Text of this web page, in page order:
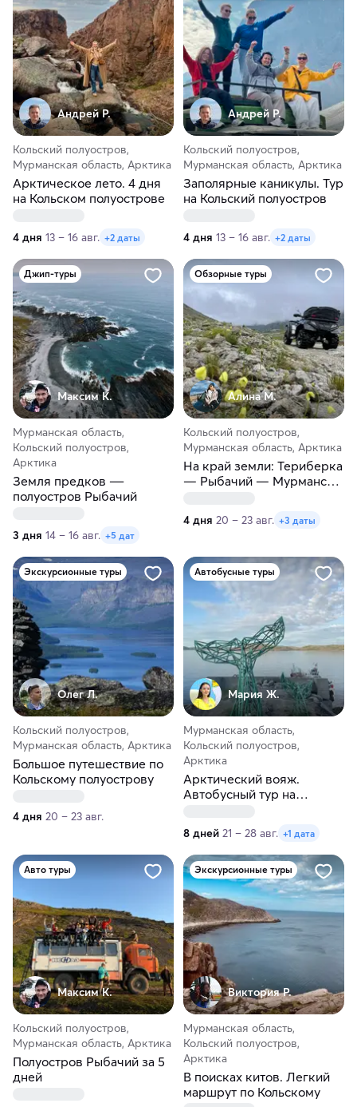
Андрей Р.
Кольский полуостров,
Мурманская область, Арктика
Арктическое лето. 4 дня
на Кольском полуострове
4 дня 13 – 16 авг. +2 даты
Андрей Р.
Кольский полуостров,
Мурманская область, Арктика
Заполярные каникулы. Тур
на Кольский полуостров
4 дня 13 – 16 авг. +2 даты
Джип-туры
Максим К.
Мурманская область,
Кольский полуостров,
Арктика
Земля предков ―
полуостров Рыбачий
3 дня 14 – 16 авг. +5 дат
Обзорные туры
Алина М.
Кольский полуостров,
Мурманская область, Арктика
На край земли: Териберка
— Рыбачий — Мурманск
4 дня 20 – 23 авг. +3 даты
Экскурсионные туры
Олег Л.
Кольский полуостров,
Мурманская область, Арктика
Большое путешествие по
Кольскому полуострову
4 дня 20 – 23 авг.
Автобусные туры
Мария Ж.
Мурманская область,
Кольский полуостров,
Арктика
Арктический вояж.
Автобусный тур на
Перми
8 дней 21 – 28 авг. +1 дата
Авто туры
Максим К.
Кольский полуостров,
Мурманская область, Арктика
Полуостров Рыбачий за 5
дней
Экскурсионные туры
Виктория Р.
Мурманская область,
Кольский полуостров,
Арктика
В поисках китов. Легкий
маршрут по Кольскому